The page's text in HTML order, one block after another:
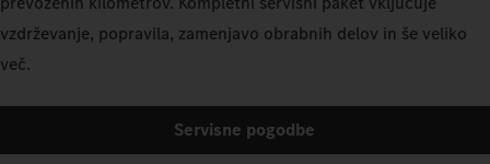
vzdrževanje, popravila, zamenjavo obrabnih delov in še veliko
več.
Servisne pogodbe